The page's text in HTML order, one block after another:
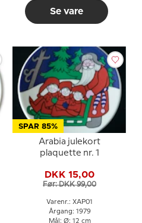
Se vare
SPAR 85%
Arabia julekort
plaquette nr. 1
DKK 15,00
Før: DKK 99,00
Varenr.: XAP01
Årgang: 1979
Mål: Ø: 12 cm